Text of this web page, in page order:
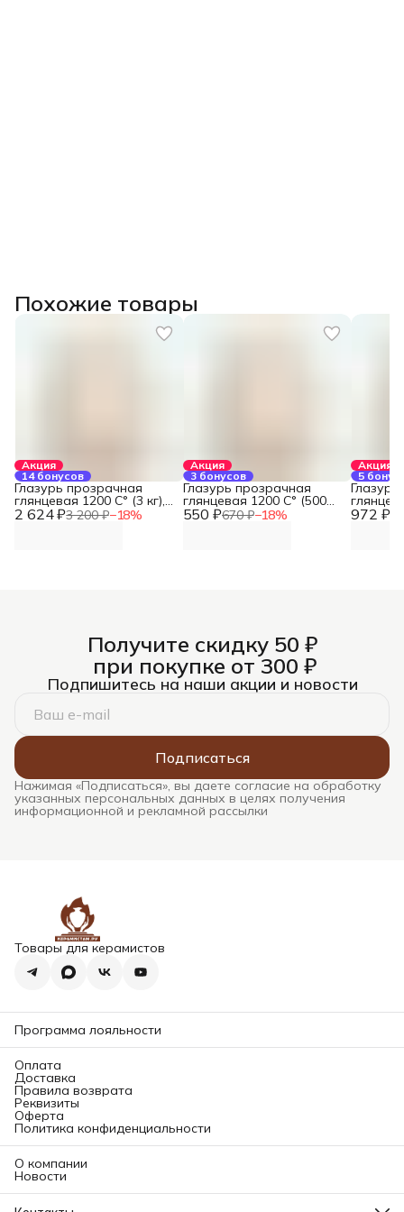
Похожие товары
Акция
14 бонусов
2 624 ₽3 200 ₽−18%
Глазурь прозрачная
глянцевая 1200 С° (3 кг),
REFSAN
Акция
3 бонусов
550 ₽670 ₽−18%
Глазурь прозрачная
глянцевая 1200 С° (500
гр), REFSAN
Акция
5
972 ₽
REFSAN
Получите скидку 50 ₽
при покупке от 300 ₽
Подпишитесь на наши акции и новости
Подписаться
Нажимая «Подписаться», вы даете согласие на обработку
указанных персональных данных в целях получения
информационной и рекламной рассылки
Товары для керамистов
Программа лояльности
Оплата
Доставка
Правила возврата
Реквизиты
Оферта
Политика конфиденциальности
О компании
Новости